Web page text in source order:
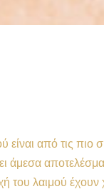
είναι από τις
άμεσα
του λαιμού